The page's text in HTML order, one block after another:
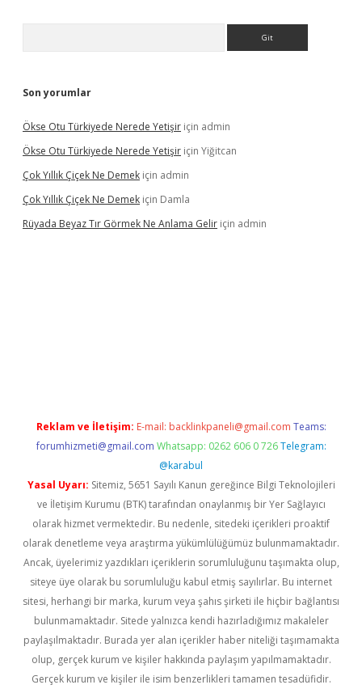
Son yorumlar
Ökse Otu Türkiyede Nerede Yetişir için admin
Ökse Otu Türkiyede Nerede Yetişir için Yiğitcan
Çok Yıllık Çiçek Ne Demek için admin
Çok Yıllık Çiçek Ne Demek için Damla
Rüyada Beyaz Tır Görmek Ne Anlama Gelir için admin
Reklam ve İletişim: E-mail: backlinkpaneli@gmail.com Teams:
forumhizmeti@gmail.com Whatsapp: 0262 606 0 726 Telegram:
@karabul
Yasal Uyarı: Sitemiz, 5651 Sayılı Kanun gereğince Bilgi Teknolojileri
ve İletişim Kurumu (BTK) tarafından onaylanmış bir Yer Sağlayıcı
olarak hizmet vermektedir. Bu nedenle, sitedeki içerikleri proaktif
olarak denetleme veya araştırma yükümlülüğümüz bulunmamaktadır.
Ancak, üyelerimiz yazdıkları içeriklerin sorumluluğunu taşımakta olup,
siteye üye olarak bu sorumluluğu kabul etmiş sayılırlar. Bu internet
sitesi, herhangi bir marka, kurum veya şahıs şirketi ile hiçbir bağlantısı
bulunmamaktadır. Sitede yalnızca kendi hazırladığımız makaleler
paylaşılmaktadır. Burada yer alan içerikler haber niteliği taşımamakta
olup, gerçek kurum ve kişiler hakkında paylaşım yapılmamaktadır.
Gerçek kurum ve kişiler ile isim benzerlikleri tamamen tesadüfidir.